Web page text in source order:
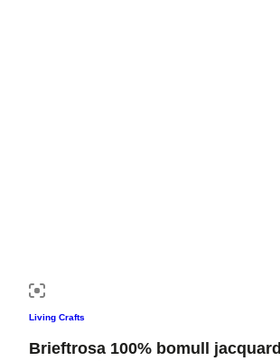
Living Crafts
Brieftrosa 100% bomull jacquard